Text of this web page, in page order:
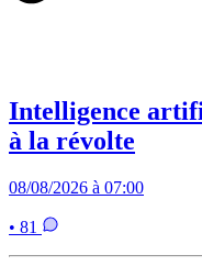
Intelligence
à la révolte
08/08/2026 à 07:00
• 81